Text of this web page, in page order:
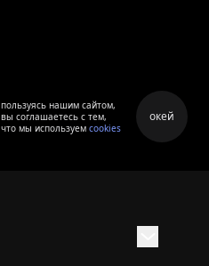
пользуясь нашим сайтом,
вы соглашаетесь с тем,
что мы используем cookies
окей